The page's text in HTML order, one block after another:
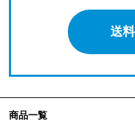
送
商品一覧